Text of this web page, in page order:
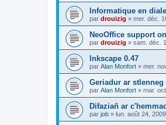
Informatique en
par drouizig » mer. déc.
NeoOffice support
par drouizig » sam. déc.
Inkscape 0.47
par Alan Monfort » mer.
Geriadur ar
par Alan Monfort » mar.
Difaziañ ar
par job » lun. août 24,